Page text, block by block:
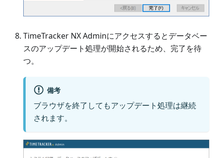
TimeTracker NX Adminにアクセスするとデータベー
スのアップデート処理が開始されるため、完了を待
つ。
備考
ブラウザを終了してもアップデート処理は継続
されます。